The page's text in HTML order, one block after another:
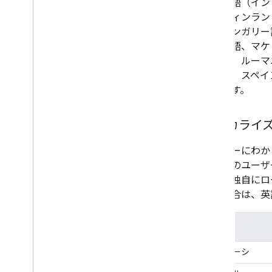
語、英語（イ
語、フィンラ
語、ハンガリ
アニア語、マ
ガル）、ルー
リカ）、スペ
できます。
ローカライ
ユーザーにわ
した国のユー
さい。独自に
ない場合は、
ベラルーシ